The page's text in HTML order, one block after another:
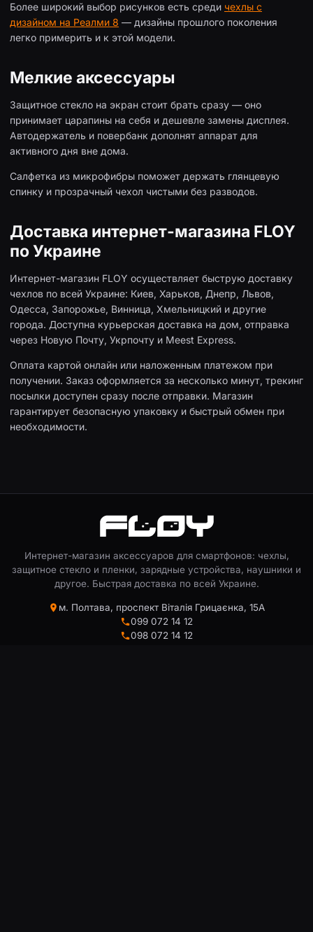
Более широкий выбор рисунков есть среди чехлы с
дизайном на Реалми 8 — дизайны прошлого поколения
легко примерить и к этой модели.
Мелкие аксессуары
Защитное стекло на экран стоит брать сразу — оно
принимает царапины на себя и дешевле замены дисплея.
Автодержатель и повербанк дополнят аппарат для
активного дня вне дома.
Салфетка из микрофибры поможет держать глянцевую
спинку и прозрачный чехол чистыми без разводов.
Доставка интернет-магазина FLOY
по Украине
Интернет-магазин FLOY осуществляет быструю доставку
чехлов по всей Украине: Киев, Харьков, Днепр, Львов,
Одесса, Запорожье, Винница, Хмельницкий и другие
города. Доступна курьерская доставка на дом, отправка
через Новую Почту, Укрпочту и Meest Express.
Оплата картой онлайн или наложенным платежом при
получении. Заказ оформляется за несколько минут, трекинг
посылки доступен сразу после отправки. Магазин
гарантирует безопасную упаковку и быстрый обмен при
необходимости.
Интернет-магазин аксессуаров для смартфонов: чехлы,
защитное стекло и пленки, зарядные устройства, наушники и
другое. Быстрая доставка по всей Украине.
м. Полтава, проспект Віталія Грицаєнка, 15А
099 072 14 12
098 072 14 12